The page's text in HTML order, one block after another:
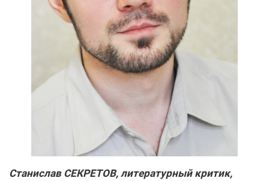
Станислав СЕКРЕТОВ, литературный критик,